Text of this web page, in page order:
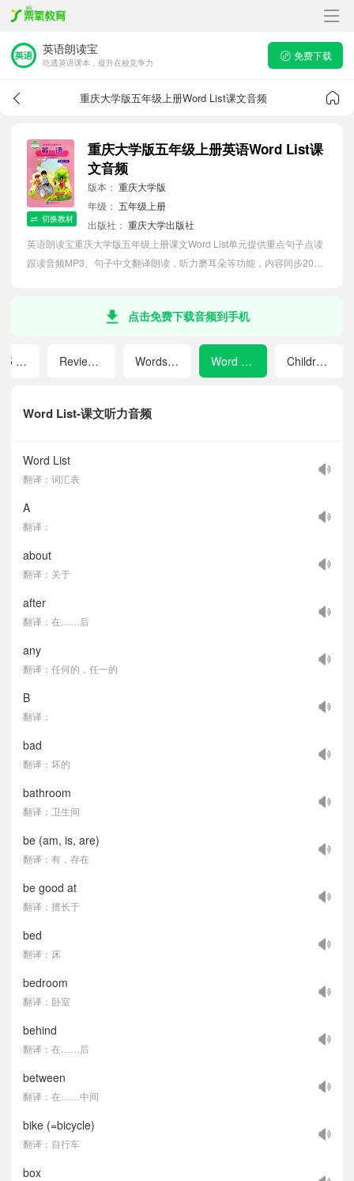
英语朗读宝
吃透英语课本，提升在校竞争力
免费下载
重庆大学版五年级上册Word List课文音频
切换教材
重庆大学版五年级上册英语Word List课
文音频
版本： 重庆大学版
年级： 五年级上册
出版社： 重庆大学出版社
英语朗读宝重庆大学版五年级上册课文Word List单元提供重点句子点读
跟读音频MP3、句子中文翻译朗读，听力磨耳朵等功能，内容同步2026
点击免费下载音频到手机
Word List-课文听力音频
Word List
翻译：词汇表
A
翻译：
about
翻译：关于
after
翻译：在……后
any
翻译：任何的，任一的
B
翻译：
bad
翻译：坏的
bathroom
翻译：卫生间
be (am, is, are)
翻译：有，存在
be good at
翻译：擅长于
bed
翻译：床
bedroom
翻译：卧室
behind
翻译：在……后
between
翻译：在……中间
bike (=bicycle)
翻译：自行车
box
Unit 5 Our New Rooms Review 2 Words in Each Unit Word List Children's Garden